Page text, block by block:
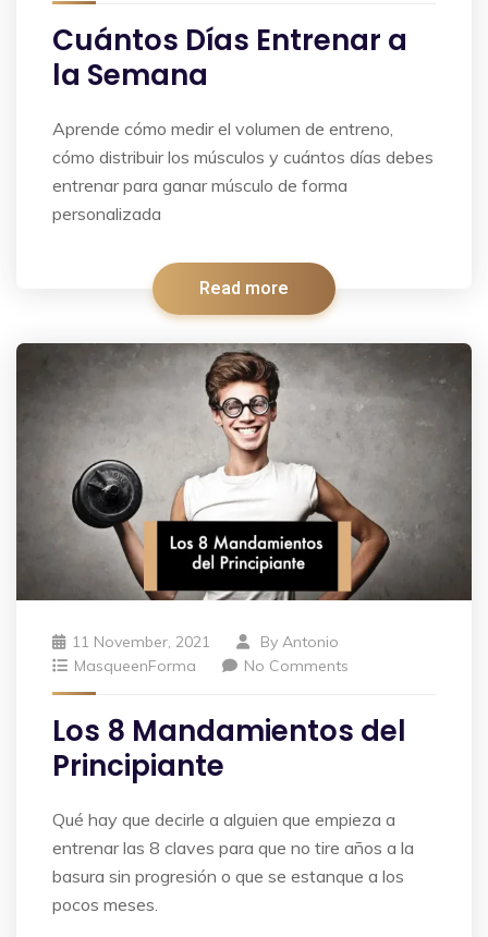
Cuántos Días Entrenar a
la Semana
Aprende cómo medir el volumen de entreno,
cómo distribuir los músculos y cuántos días debes
entrenar para ganar músculo de forma
personalizada
Read more
11 November, 2021 By Antonio
MasqueenForma
No Comments
Los 8 Mandamientos del
Principiante
Qué hay que decirle a alguien que empieza a
entrenar las 8 claves para que no tire años a la
basura sin progresión o que se estanque a los
pocos meses.